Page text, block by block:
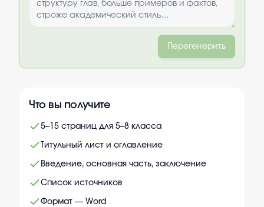
Перегенерить
Что вы получите
5–15 страниц для 5–8 класса
Титульный лист и оглавление
Введение, основная часть, заключение
Список источников
Формат — Word